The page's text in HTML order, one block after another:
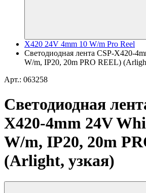
X420 24V 4mm 10 W/m Pro Reel
Светодиодная лента CSP-X420-
W/m, IP20, 20m PRO REEL)
Арт.: 063258
Светодиодная
X420-4mm 24V
W/m, IP20, 20m
(Arlight, узкая)